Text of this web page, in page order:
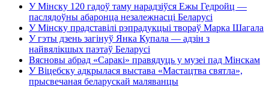
У Мінску 120 гадоў таму нарадзіўся Ежы Гедройц —
паслядоўны абаронца незалежнасці Беларусі
У Мінску прадставілі рэпрадукцыі твораў Марка Шагала
У гэты дзень загінуў Янка Купала — адзін з
найвялікшых паэтаў Беларусі
Вясновы абрад «Саракі» правядуць у музеі пад Мінскам
У Віцебску адкрылася выстава «Мастацтва святла»,
прысвечаная беларускай маляванцы